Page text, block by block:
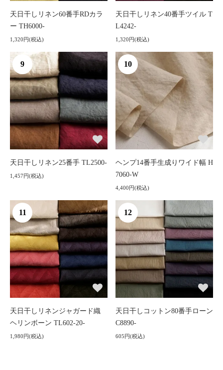
天日干しリネン60番手RDカラ
ー TH6000-
1,320円(税込)
天日干しリネン40番手ツイル T
L4242-
1,320円(税込)
9
天日干しリネン25番手 TL2500-
1,457円(税込)
10
ヘンプ14番手生成りワイド幅 H
7060-W
4,400円(税込)
11
天日干しリネンジャガード織
ヘリンボーン TL602-20-
1,980円(税込)
12
天日干しコットン80番手ローン
C8890-
605円(税込)